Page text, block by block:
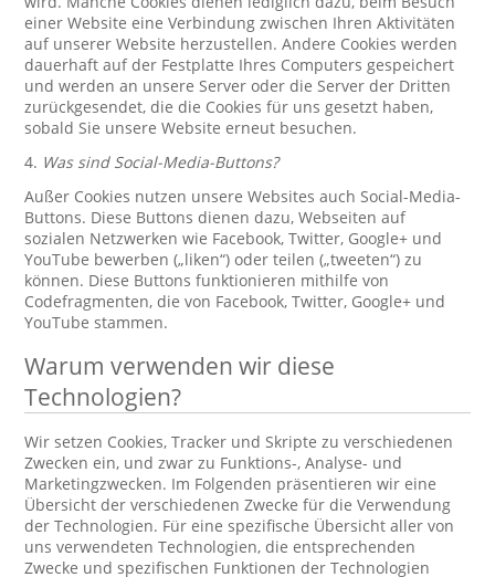
einer Website eine Verbindung zwischen Ihren Aktivitäten
auf unserer Website herzustellen. Andere Cookies werden
dauerhaft auf der Festplatte Ihres Computers gespeichert
und werden an unsere Server oder die Server der Dritten
zurückgesendet, die die Cookies für uns gesetzt haben,
sobald Sie unsere Website erneut besuchen.
4. Was sind Social-Media-Buttons?
Außer Cookies nutzen unsere Websites auch Social-Media-
Buttons. Diese Buttons dienen dazu, Webseiten auf
sozialen Netzwerken wie Facebook, Twitter, Google+ und
YouTube bewerben („liken“) oder teilen („tweeten“) zu
können. Diese Buttons funktionieren mithilfe von
Codefragmenten, die von Facebook, Twitter, Google+ und
YouTube stammen.
Warum verwenden wir diese
Technologien?
Wir setzen Cookies, Tracker und Skripte zu verschiedenen
Zwecken ein, und zwar zu Funktions-, Analyse- und
Marketingzwecken. Im Folgenden präsentieren wir eine
Übersicht der verschiedenen Zwecke für die Verwendung
der Technologien. Für eine spezifische Übersicht aller von
uns verwendeten Technologien, die entsprechenden
Zwecke und spezifischen Funktionen der Technologien